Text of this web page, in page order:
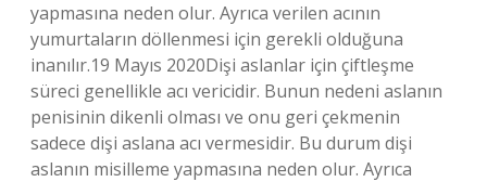
yapmasına neden olur. Ayrıca verilen acının
yumurtaların döllenmesi için gerekli olduğuna
inanılır.19 Mayıs 2020Dişi aslanlar için çiftleşme
süreci genellikle acı vericidir. Bunun nedeni aslanın
penisinin dikenli olması ve onu geri çekmenin
sadece dişi aslana acı vermesidir. Bu durum dişi
aslanın misilleme yapmasına neden olur. Ayrıca